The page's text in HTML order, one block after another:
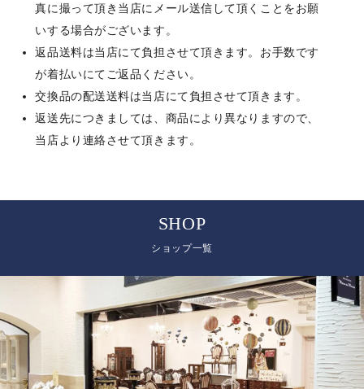
真に撮って頂き当店にメール送信して頂くことをお願
いする場合がございます。
返品送料は当店にて負担させて頂きます。お手数です
が着払いにてご返品ください。
交換品の配送送料は当店にて負担させて頂きます。
返送先につきましては、商品により異なりますので、
当店より連絡させて頂きます。
SHOP
ショップ一覧